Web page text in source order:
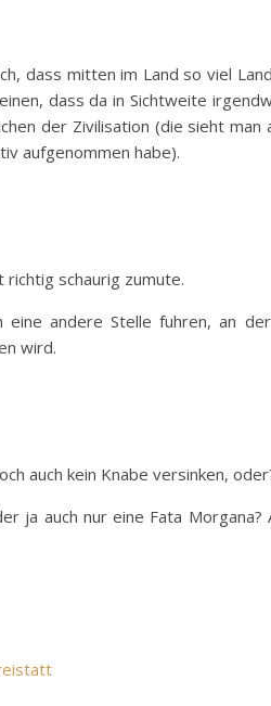
dass mitten im Land so viel
dass da in Sichtweite
der Zivilisation (die sieht man
aufgenommen habe).
schaurig zumute.
andere Stelle fuhren, an
wird.
auch kein Knabe versinken,
ja auch nur eine Fata